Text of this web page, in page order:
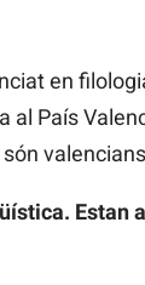
en
al País
Estan